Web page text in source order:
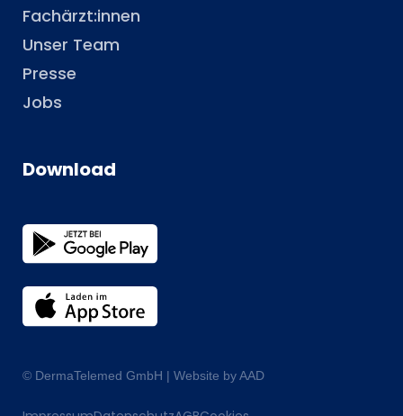
Fachärzt:innen
Unser Team
Presse
Jobs
Download
© DermaTelemed GmbH | Website by AAD